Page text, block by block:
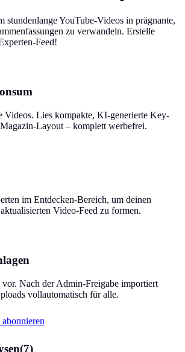
stundenlange YouTube-Videos in prägnante,
zu verwandeln. Erstelle
Feed!
Videos. Lies kompakte, KI-generierte Key-
Layout – komplett werbefrei.
im Entdecken-Bereich, um deinen
Video-Feed zu formen.
vor. Nach der Admin-Freigabe importiert
vollautomatisch für alle.
(7)